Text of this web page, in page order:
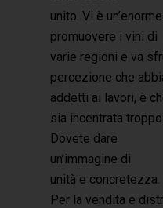
unito. Vi è
promuovere i vini di
varie regioni e va
percezione che
addetti ai lavori, è
sia incentrata
Dovete dare
un’immagine di
unità e concretezza.
Per la vendita e